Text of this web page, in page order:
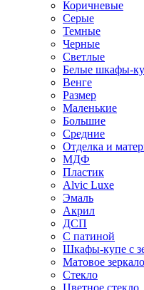
Коричневые
Серые
Темные
Черные
Светлые
Белые шкафы-
Венге
Размер
Маленькие
Большие
Средние
Отделка и
МДФ
Пластик
Alvic Luxe
Эмаль
Акрил
ДСП
С патиной
Шкафы-купе с
Матовое зеркало
Стекло
Цветное стекло